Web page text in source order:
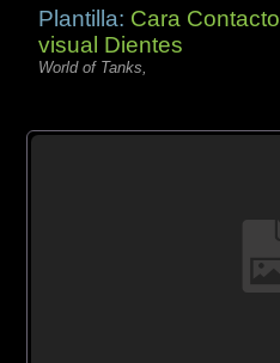
Plantilla: Cara Contacto
visual Dientes
World of Tanks,